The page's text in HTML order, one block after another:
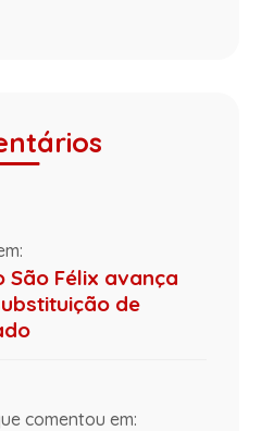
Félix avança
de
comentou em: